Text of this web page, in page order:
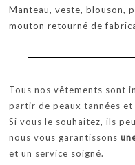
Manteau, veste, blouson,
mouton retourné de
Tous nos vêtements sont
partir de peaux tannées et
Si vous le souhaitez, ils
nous vous garantissons
et un service soigné.